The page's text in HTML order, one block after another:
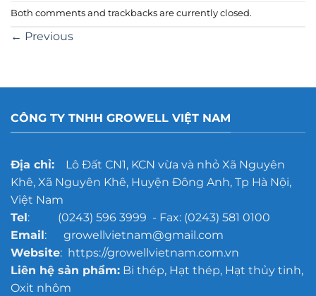
Both comments and trackbacks are currently closed.
← Previous
CÔNG TY TNHH GROWELL VIỆT NAM
Địa chỉ:Lô Đất CN1, KCN vừa và nhỏ Xã Nguyên
Khê, Xã Nguyên Khê, Huyện Đông Anh, Tp Hà Nội,
Việt Nam
Tel: (0243) 596 3999 - Fax: (0243) 581 0100
Email: growellvietnam@gmail.com
Website: https://growellvietnam.com.vn
Liên hệ sản phẩm:Bi thép, Hạt thép, Hạt thủy tinh,
Oxit nhôm